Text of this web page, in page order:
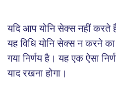
यदि आप योनि सेक्स नहीं करते
यह विधि योनि सेक्स न करने
गया निर्णय है। यह एक ऐसा
याद रखना होगा।